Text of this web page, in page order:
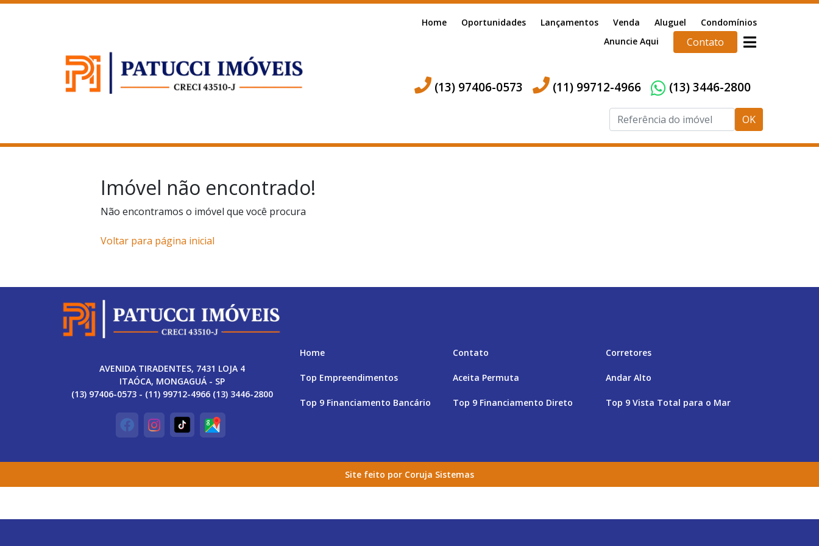
Home Oportunidades Lançamentos Venda Aluguel
Condomínios
Anuncie Aqui
Contato
(13) 97406-0573 (11) 99712-4966 (13) 3446-2800
OK
Imóvel não encontrado!
Não encontramos o imóvel que você procura
Voltar para página inicial
AVENIDA TIRADENTES, 7431 LOJA 4
ITAÓCA, MONGAGUÁ - SP
(13) 97406-0573 - (11) 99712-4966 (13) 3446-2800
Home Contato Corretores
Top Empreendimentos Aceita Permuta Andar Alto
Top 9 Financiamento Bancário Top 9 Financiamento Direto Top 9 Vista Total para o Mar
Site feito por Coruja Sistemas